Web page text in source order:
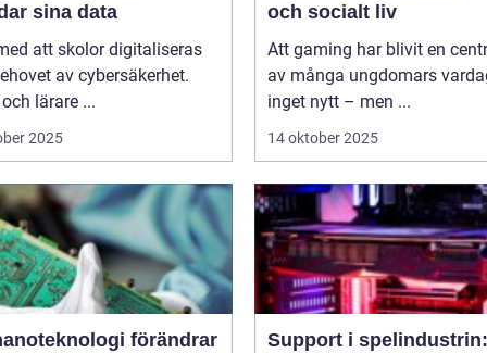
sina data
att skolor digitaliseras
av cybersäkerhet.
lärare ...
2025
och socialt liv
Att gaming har blivit en
av många ungdomars
inget nytt – men ...
14 oktober 2025
förändrar
Support i